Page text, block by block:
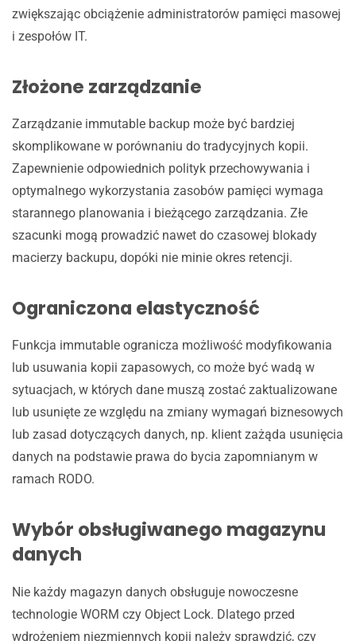
zwiększając obciążenie administratorów pamięci masowej
i zespołów IT.
Złożone zarządzanie
Zarządzanie immutable backup może być bardziej
skomplikowane w porównaniu do tradycyjnych kopii.
Zapewnienie odpowiednich polityk przechowywania i
optymalnego wykorzystania zasobów pamięci wymaga
starannego planowania i bieżącego zarządzania. Złe
szacunki mogą prowadzić nawet do czasowej blokady
macierzy backupu, dopóki nie minie okres retencji.
Ograniczona elastyczność
Funkcja immutable ogranicza możliwość modyfikowania
lub usuwania kopii zapasowych, co może być wadą w
sytuacjach, w których dane muszą zostać zaktualizowane
lub usunięte ze względu na zmiany wymagań biznesowych
lub zasad dotyczących danych, np. klient zażąda usunięcia
danych na podstawie prawa do bycia zapomnianym w
ramach RODO.
Wybór obsługiwanego magazynu
danych
Nie każdy magazyn danych obsługuje nowoczesne
technologie WORM czy Object Lock. Dlatego przed
wdrożeniem niezmiennych kopii należy sprawdzić, czy